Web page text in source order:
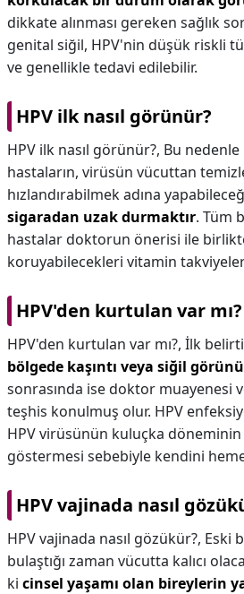
dikkate alınması gereken sağlık
genital siğil, HPV'nin düşük riskli
ve genellikle tedavi edilebilir.
HPV ilk nasıl görünür?
HPV ilk nasıl görünür?, Bu nedenle
hastaların, virüsün vücuttan
hızlandırabilmek adına
sigaradan uzak durmaktır. Tüm
hastalar doktorun önerisi ile
koruyabilecekleri vitamin
HPV'den kurtulan var mı?
HPV'den kurtulan var mı?, İlk
bölgede kaşıntı veya siğil
sonrasında ise doktor muayenesi
teşhis konulmuş olur. HPV
HPV virüsünün kuluçka
göstermesi sebebiyle kendini
HPV vajinada nasıl
HPV vajinada nasıl gözükür?, Eski
bulaştığı zaman vücutta kalıcı
ki cinsel yaşamı olan bireylerin